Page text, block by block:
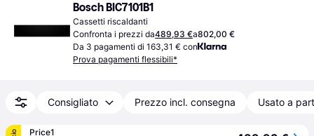
Bosch BIC7101B1
Cassetti riscaldanti
Confronta i prezzi da489,93 €a802,00 €
Da 3 pagamenti di 163,31 € con
Prova pagamenti flessibili*
Consigliato Prezzo incl. consegna Usato a
Price1